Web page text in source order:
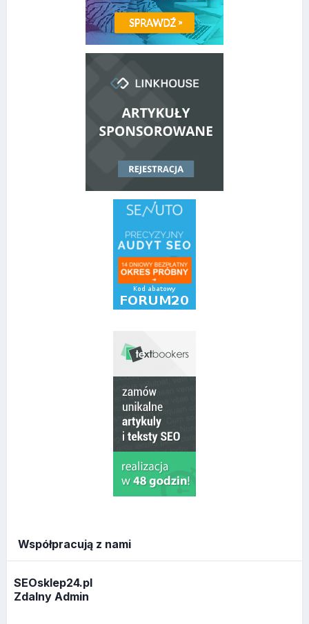
Współpracują z nami
SEOsklep24.pl
Zdalny Admin